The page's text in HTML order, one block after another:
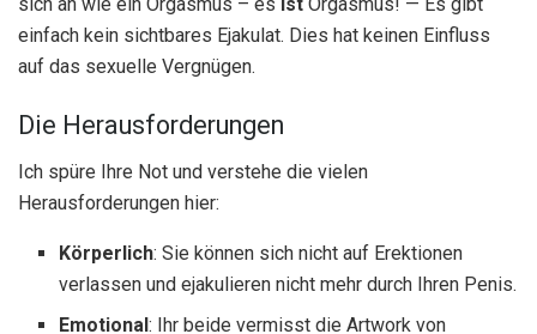
einfach kein sichtbares Ejakulat. Dies hat keinen Einfluss
auf das sexuelle Vergnügen.
Die Herausforderungen
Ich spüre Ihre Not und verstehe die vielen
Herausforderungen hier:
Körperlich: Sie können sich nicht auf Erektionen
verlassen und ejakulieren nicht mehr durch Ihren Penis.
Emotional: Ihr beide vermisst die Artwork von